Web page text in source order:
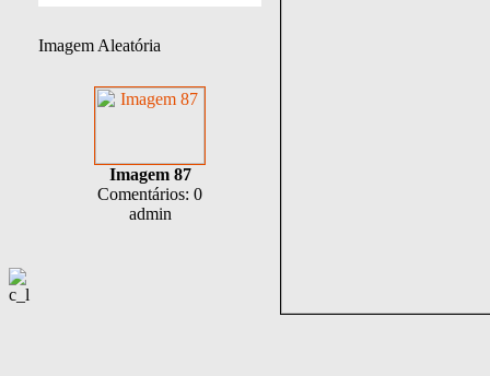
Imagem Aleatória
Imagem 87
Comentários: 0
admin